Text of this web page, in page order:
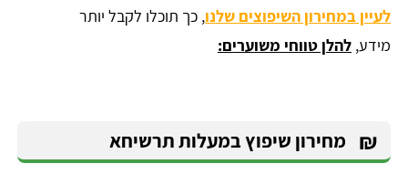
לעיין במחירון השיפוצים שלנו, כך תוכלו לקבל יותר
מידע, להלן טווחי משוערים:
₪ מחירון שיפוץ במעלות תרשיחא